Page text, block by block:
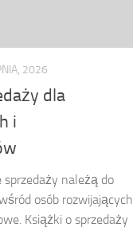
2026
dla
i
sprzedaży należą do
osób rozwijających
Książki o sprzedaży